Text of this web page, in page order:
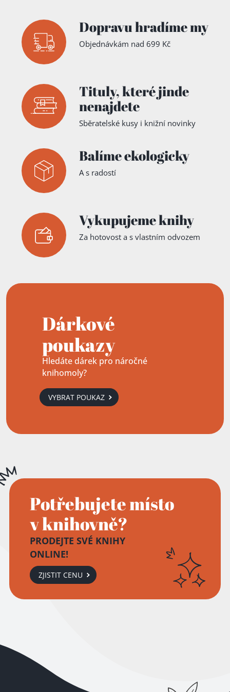
Dopravu hradíme my
Objednávkám nad 699 Kč
Tituly,které jinde
nenajdete
Sběratelské kusy i knižní novinky
Balíme ekologicky
A s radostí
Vykupujeme knihy
Za hotovost a s vlastním odvozem
Dárkové
poukazy
Hledáte dárek pro náročné
knihomoly?
VYBRAT POUKAZ
Potřebujete místo
v knihovně?
PRODEJTE SVÉ KNIHY
ONLINE!
ZJISTIT CENU